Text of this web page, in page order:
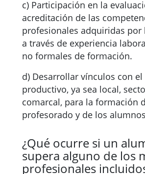
c) Participación en la
acreditación de las
profesionales adquiridas por
a través de experiencia
no formales de formación.
d) Desarrollar vínculos con el
productivo, ya sea local,
comarcal, para la formación
profesorado y de los
¿Qué ocurre si un
supera alguno de los
profesionales